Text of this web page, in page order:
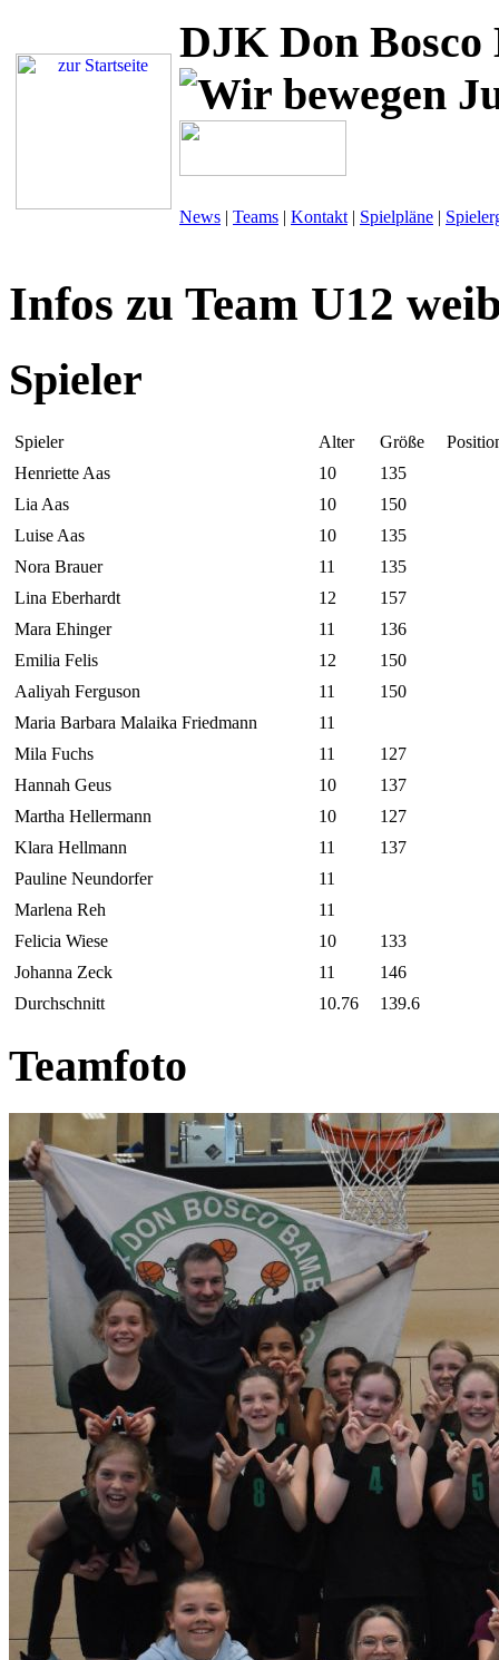
DJK Don Bosco
News | Teams | Kontakt | Spielpläne |
Infos zu Team U12
Spieler
Spieler Alter Größe
Henriette Aas
10
135
Lia Aas
10
150
Luise Aas
10
135
Nora Brauer
11
135
Lina Eberhardt
12
157
Mara Ehinger
11
136
Emilia Felis
12
150
Aaliyah Ferguson
11
150
Maria Barbara Malaika Friedmann
11
Mila Fuchs
11
127
Hannah Geus
10
137
Martha Hellermann
10
127
Klara Hellmann
11
137
Pauline Neundorfer
11
Marlena Reh
11
Felicia Wiese
10
133
Johanna Zeck
11
146
Durchschnitt
10.76 139.6
Teamfoto